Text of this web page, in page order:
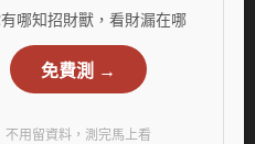
特徵，看懂你漏財的真正原因
哪知招財獸，看財漏在哪
免費測 →
不用留資料，測完馬上看